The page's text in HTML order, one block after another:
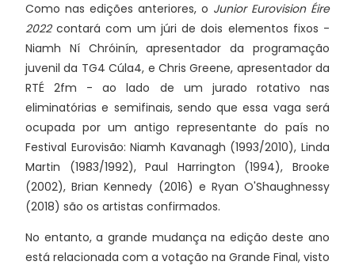
Como nas edições anteriores, o Junior Eurovision Éire
2022contará com um júri de dois elementos fixos -
Niamh Ní Chróinín, apresentador da programação
juvenil da TG4 Cúla4, e Chris Greene, apresentador da
RTÉ 2fm - ao lado de um jurado rotativo nas
eliminatórias e semifinais, sendo que essa vaga será
ocupada por um antigo representante do país no
Festival Eurovisão: Niamh Kavanagh (1993/2010), Linda
Martin (1983/1992), Paul Harrington (1994), Brooke
(2002), Brian Kennedy (2016) e Ryan O'Shaughnessy
(2018) são os artistas confirmados.
No entanto, a grande mudança na edição deste ano
está relacionada com a votação na Grande Final, visto